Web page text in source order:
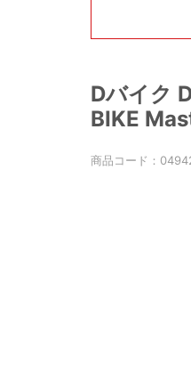
Dバイク
BIKE
商品コード：